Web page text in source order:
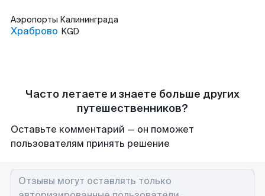
Аэропорты Калининграда
Храброво KGD
Часто летаете и знаете больше других
путешественников?
Оставьте комментарий — он поможет
пользователям принять решение